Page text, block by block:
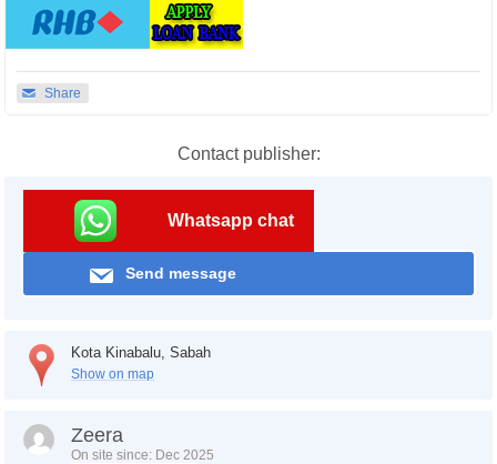
Share
Contact publisher:
Whatsapp chat
Send message
Kota Kinabalu, Sabah
Show on map
Zeera
On site since: Dec 2025